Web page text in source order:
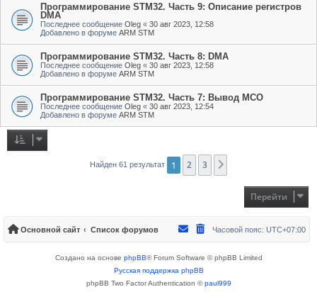
Программирование STM32. Часть 9: Описание регистров
DMA
Последнее сообщение Oleg « 30 авг 2023, 12:58
Добавлено в форуме ARM STM
Программирование STM32. Часть 8: DMA
Последнее сообщение Oleg « 30 авг 2023, 12:58
Добавлено в форуме ARM STM
Программирование STM32. Часть 7: Вывод MCO
Последнее сообщение Oleg « 30 авг 2023, 12:54
Добавлено в форуме ARM STM
Найден 61 результат 1 2 3
Перейти
Основной сайт Список форумов Часовой пояс: UTC+07:00
Создано на основе phpBB® Forum Software © phpBB Limited
Русская поддержка phpBB
phpBB Two Factor Authentication ©paul999